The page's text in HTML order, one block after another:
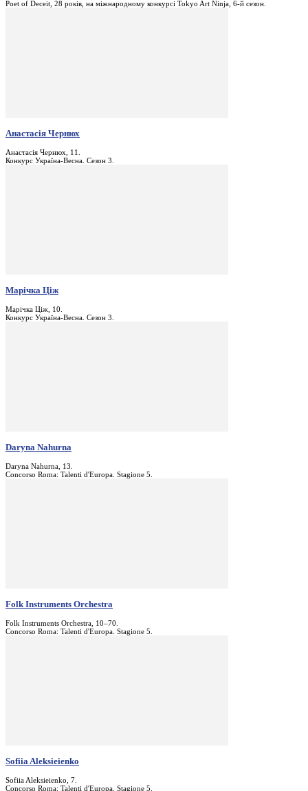
Poet of Deceit, 28 років, на міжнародному конкурсі Tokyo Art Ninja, 6-й сезон.
Анастасія Чернюх
Анастасія Чернюх, 11.
Конкурс Україна-Весна. Сезон 3.
Марічка Ціж
Марічка Ціж, 10.
Конкурс Україна-Весна. Сезон 3.
Daryna Nahurna
Daryna Nahurna, 13.
Concorso Roma: Talenti d'Europa. Stagione 5.
Folk Instruments Orchestra
Folk Instruments Orchestra, 10–70.
Concorso Roma: Talenti d'Europa. Stagione 5.
Sofiia Aleksieienko
Sofiia Aleksieienko, 7.
Concorso Roma: Talenti d'Europa. Stagione 5.